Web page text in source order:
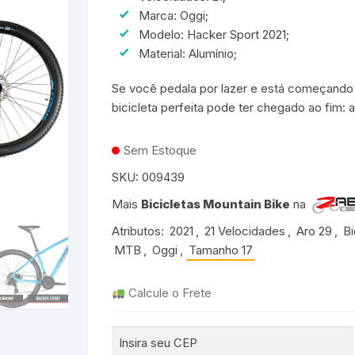
Bicicletas Aro 24 para
Meninas
Bicicletas Aro 20 para
Meninos
Meninos
17″ ou 18″
19″ ou 20″
21″ ou 22″
29
Cross Country
50 a 53cm
53 a 56cm
56 a 59cm
26
27.5
e ShortsMochilas de Hidratação
Taco de Pedal
Transportador
Groove
TSW
Rava
Crank Brothers
Michelin
HB
Camelbak
Marca: Oggi;
Modelo: Hacker Sport 2021;
Material: Alumínio;
Se você pedala por lazer e está
bicicleta perfeita pode ter chegado ao fim:
Sem Estoque
SKU: 009439
Mais Bicicletas Mountain Bike na
Atributos: 2021 , 21 Velocidades , Aro 29 ,
MTB , Oggi , Tamanho 17
Calcule o Frete